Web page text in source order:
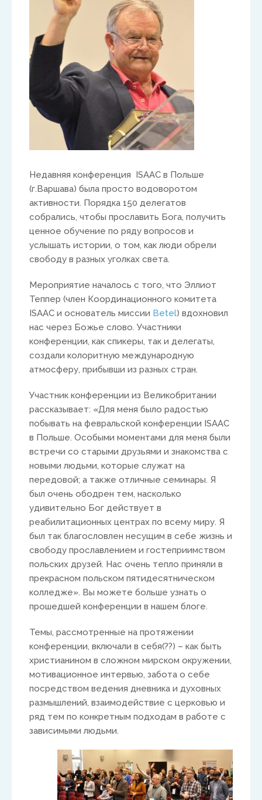
Недавняя конференция ISAAC в Польше
(г.Варшава) была просто водоворотом
активности. Порядка 150 делегатов
собрались, чтобы прославить Бога, получить
ценное обучение по ряду вопросов и
услышать истории, о том, как люди обрели
свободу в разных уголках света.
Мероприятие началось с того, что Эллиот
Теппер (член Координационного комитета
ISAAC и основатель миссии Betel) вдохновил
нас через Божье слово. Участники
конференции, как спикеры, так и делегаты,
создали колоритную международную
атмосферу, прибывши из разных стран.
Участник конференции из Великобритании
рассказывает: «Для меня было радостью
побывать на февральской конференции ISAAC
в Польше. Особыми моментами для меня были
встречи со старыми друзьями и знакомства с
новыми людьми, которые служат на
передовой; а также отличные семинары. Я
был очень ободрен тем, насколько
удивительно Бог действует в
реабилитационных центрах по всему миру. Я
был так благословлен несущим в себе жизнь и
свободу прославлением и гостеприимством
польских друзей. Нас очень тепло приняли в
прекрасном польском пятидесятническом
колледже». Вы можете больше узнать о
прошедшей конференции в нашем блоге.
Темы, рассмотренные на протяжении
конференции, включали в себя(??) – как быть
христианином в сложном мирском окружении,
мотивационное интервью, забота о себе
посредством ведения дневника и духовных
размышлений, взаимодействие с церковью и
ряд тем по конкретным подходам в работе с
зависимыми людьми.
North America
Ed and Maritza Khouri
equippinghearts@gmail.com
Europe
Treflyn Lloyd-Roberts
treflyn@isaac-international.org
UK & IRE
stuart@isaac-international.org
Africa
Ikenna Molobe
africa@isaac-international.org
Warwick Murphy
warwick@isaacasia.org